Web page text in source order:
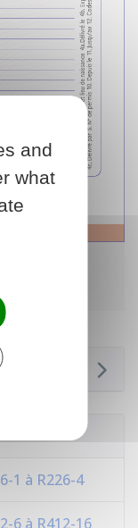
1 à R226-4
6 à R412-16
and
what